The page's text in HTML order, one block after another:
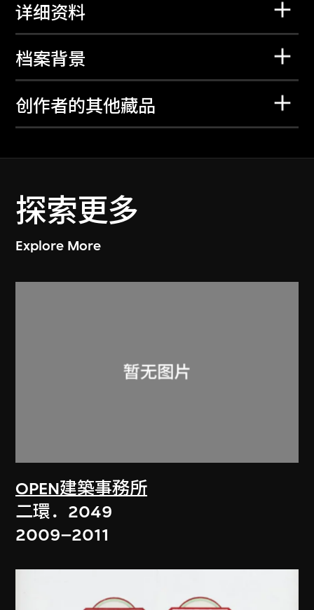
详细资料
档案背景
创作者的其他藏品
探索更多
Explore More
OPEN建築事務所
二環．2049
2009–2011